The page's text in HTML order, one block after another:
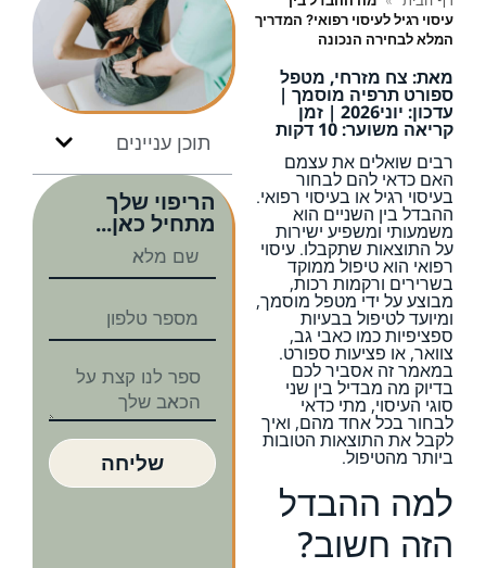
עיסוי רגיל לעיסוי רפואי? המדריך
המלא לבחירה הנכונה
מאת: צח מזרחי, מטפל
ספורט תרפיה מוסמך |
עדכון: יוני2026 | זמן
קריאה משוער: 10 דקות
רבים שואלים את עצמם
האם כדאי להם לבחור
בעיסוי רגיל או בעיסוי רפואי.
ההבדל בין השניים הוא
משמעותי ומשפיע ישירות
על התוצאות שתקבלו. עיסוי
רפואי הוא טיפול ממוקד
בשרירים ורקמות רכות,
מבוצע על ידי מטפל מוסמך,
ומיועד לטיפול בבעיות
ספציפיות כמו כאבי גב,
צוואר, או פציעות ספורט.
במאמר זה אסביר לכם
בדיוק מה מבדיל בין שני
סוגי העיסוי, מתי כדאי
לבחור בכל אחד מהם, ואיך
לקבל את התוצאות הטובות
ביותר מהטיפול.
למה ההבדל
הזה חשוב?
תוכן עניינים
הריפוי שלך
מתחיל כאן...
שליחה